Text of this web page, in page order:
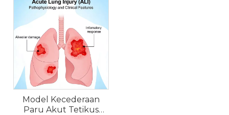
cecal untuk meniru ciri utama ALI.
Model Kecederaan
Paru Akut Tetikus